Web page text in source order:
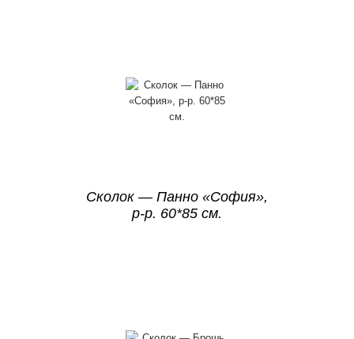
Сколок — Панно «София»,
р-р. 60*85 см.